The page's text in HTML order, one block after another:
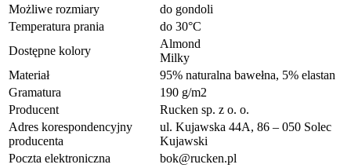
Możliwe rozmiary
do gondoli
Temperatura prania
do 30°C
Dostępne kolory
Almond
Milky
Materiał
95% naturalna bawełna, 5% elastan
Gramatura
190 g/m2
Producent
Rucken sp. z o. o.
Adres korespondencyjny
producenta
ul. Kujawska 44A, 86 – 050 Solec
Kujawski
Poczta elektroniczna
bok@rucken.pl